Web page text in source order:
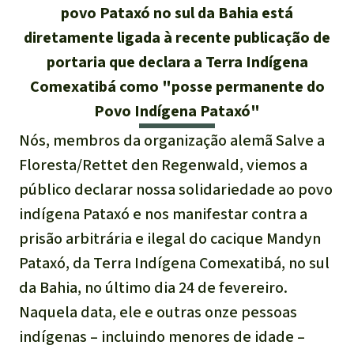
Ouro
Madeira tropical
Pecuária intensiva
Roubo de terras
Alumínio
Caça furtiva
Áreas de proteção
ambiental
Français
Italiano
Indonesia
povo Pataxó no sul da Bahia está
diretamente ligada à recente publicação de
portaria que declara a Terra Indígena
Comexatibá como "posse permanente do
Povo Indígena Pataxó"
Nós, membros da organização alemã Salve a
Floresta/Rettet den Regenwald, viemos a
público declarar nossa solidariedade ao povo
indígena Pataxó e nos manifestar contra a
prisão arbitrária e ilegal do cacique Mandyn
Pataxó, da Terra Indígena Comexatibá, no sul
da Bahia, no último dia 24 de fevereiro.
Naquela data, ele e outras onze pessoas
indígenas – incluindo menores de idade –